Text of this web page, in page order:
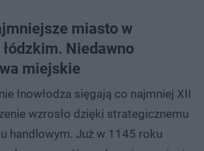
miasto w
Niedawno
miejskie
Inowłodza sięgają co najmniej XII
wzrosło dzięki strategicznemu
handlowym. Już w 1145 roku